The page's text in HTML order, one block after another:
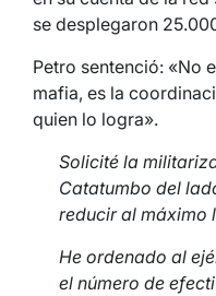
se desplegaron
Petro sentenció: «No
mafia, es la
quien lo logra».
Solicité la
Catatumbo del
reducir al máximo
He ordenado al
el número de